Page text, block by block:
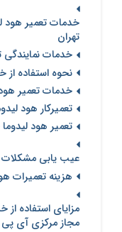
خدمات تعمیر هود
تهران
خدمات نمایندگی
نحوه استفاده
خدمات تعمیر
تعمیرکار هود
تعمیر هود
عیب یابی مشکلات
هزینه تعمیرات
مزایای استفاده از
مجاز مرکزی آی پی